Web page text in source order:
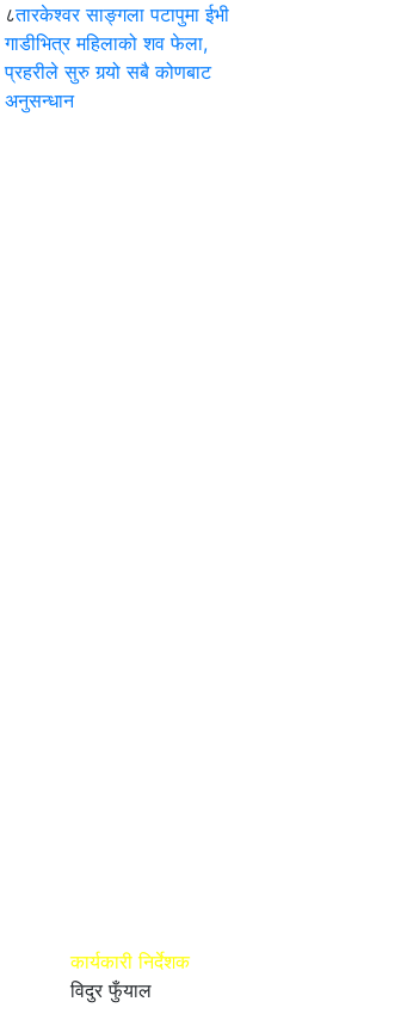
८तारकेश्वर साङ्गला पटापुमा ईभी
गाडीभित्र महिलाको शव फेला,
प्रहरीले सुरु गर्‍यो सबै कोणबाट
अनुसन्धान
कार्यकारी निर्देशक
विदुर फुँयाल